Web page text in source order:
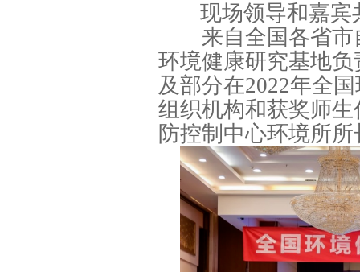
现场领导和嘉宾
来自全国各省市
环境健康研究基地
及部分在2022年全
组织机构和获奖师
防控制中心环境所